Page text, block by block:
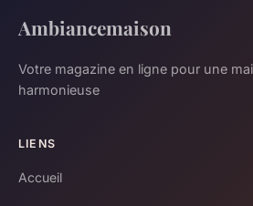
Ambiancemaison
Votre magazine en ligne pour une
harmonieuse
LIENS
Accueil